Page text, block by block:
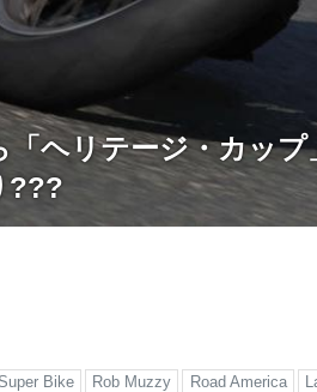
ヘリテージ・カップ
???
Bike Rob Muzzy Road America